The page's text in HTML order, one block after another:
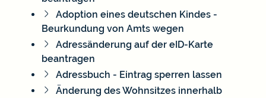
Adoption eines deutschen Kindes -
Beurkundung von Amts wegen
Adressänderung auf der eID-Karte
beantragen
Adressbuch - Eintrag sperren lassen
Änderung des Wohnsitzes innerhalb